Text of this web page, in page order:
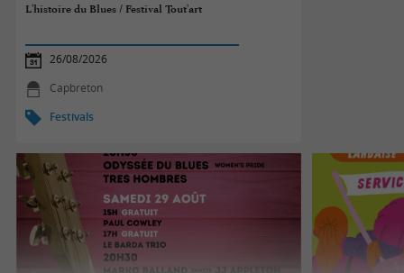
L'histoire du Blues / Festival Tout'art
26/08/2026
Capbreton
Festivals